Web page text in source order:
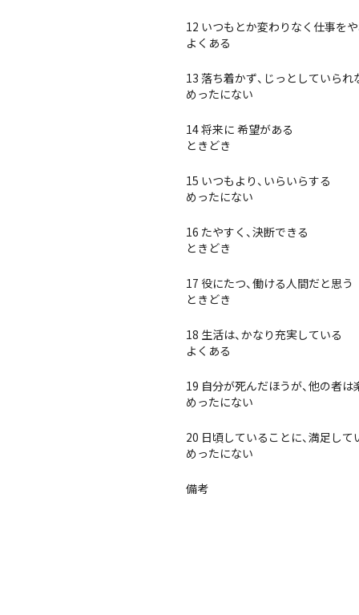
12 いつもとか変わりなく仕事を
よくある
13 落ち着かず、じっとしていられ
めったにない
14 将来に 希望がある
ときどき
15 いつもより、いらいらする
めったにない
16 たやすく、決断できる
ときどき
17 役にたつ、働ける人間だと思う
ときどき
18 生活は、かなり充実している
よくある
19 自分が死んだほうが、他の者
めったにない
20 日頃していることに、満足して
めったにない
備考